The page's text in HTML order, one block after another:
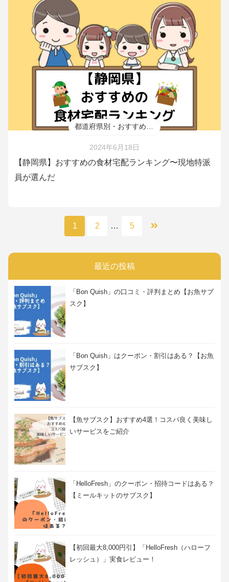
2024年6月18日
【静岡県】おすすめの食材宅配ランキング〜現地特派
員が選んだ
1 2 … 5
最近の投稿
「Bon Quish」の口コミ・評判まとめ【お魚サブ
スク】
「Bon Quish」はクーポン・割引はある？【お魚
サブスク】
【魚サブスク】おすすめ4選！コスパ良く美味し
いサービスをご紹介
「HelloFresh」のクーポン・招待コードはある？
【ミールキットのサブスク】
【初回最大8,000円引】「HelloFresh（ハローフ
レッシュ）」実食レビュー！